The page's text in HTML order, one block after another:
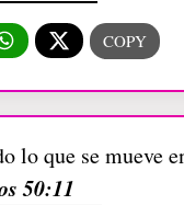
lo que se mueve
50:11